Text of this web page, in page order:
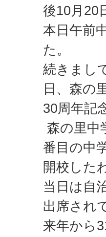
後10月20
本日午前
た。
続きまし
日、森の
30周年記
森の里中
番目の中
開校した
当日は自
出席され
来年から